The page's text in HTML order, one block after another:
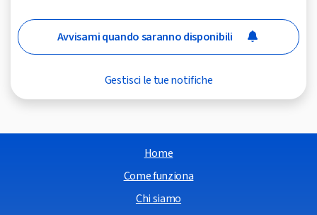
Avvisami quando saranno disponibili
Gestisci le tue notifiche
Home
Come funziona
Chi siamo